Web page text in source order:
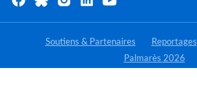
Soutiens & Partenaires Reportages
Palmarès 2026